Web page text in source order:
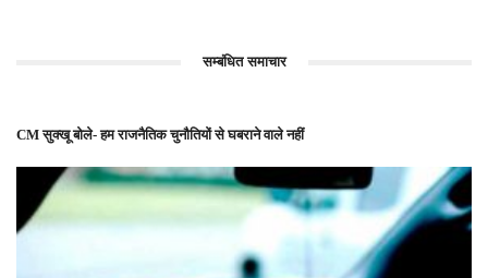
सम्बंधित समाचार
CM सुक्खू बोले- हम राजनैतिक चुनौतियों से घबराने वाले नहीं